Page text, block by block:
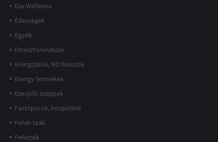
Dia-Wellness
Édességek
Egyéb
Emésztőrendszer
Energizálók, NO fokozók
Energy termékek
Ezerjófű cseppek
Fasírtporok, húspótlók
Fehér teák
Fehérjék